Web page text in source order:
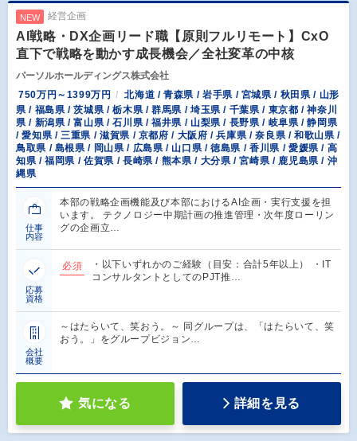
NEW 経営企画
AI戦略・DX企画リード職【原則フルリモート】CxO
直下で戦略を動かす成長機会／全社変革の中核
パーソルホールディングス株式会社
750万円～1399万円
北海道 / 青森県 / 岩手県 / 宮城県 / 秋田県 / 山形
県 / 福島県 / 茨城県 / 栃木県 / 群馬県 / 埼玉県 / 千葉県 / 東京都 / 神奈川
県 / 新潟県 / 富山県 / 石川県 / 福井県 / 山梨県 / 長野県 / 岐阜県 / 静岡県
/ 愛知県 / 三重県 / 滋賀県 / 京都府 / 大阪府 / 兵庫県 / 奈良県 / 和歌山県 /
鳥取県 / 島根県 / 岡山県 / 広島県 / 山口県 / 徳島県 / 香川県 / 愛媛県 / 高
知県 / 福岡県 / 佐賀県 / 長崎県 / 熊本県 / 大分県 / 宮崎県 / 鹿児島県 / 沖
縄県
仕事
内容
本部の戦略企画機能及び本部におけるAI企画・実行支援を担
います。 テクノロジー中期計画の推進管理・次年度ローリン
グの企画立…
応募
資格
必須
・以下いずれかのご経験（目安：合計5年以上） ・IT
コンサルタントとしてのPJT推…
会社
概要
～はたらいて、笑おう。～ 同グループは、「はたらいて、笑
おう。」をグループビジョン…
気になる 詳細を見る